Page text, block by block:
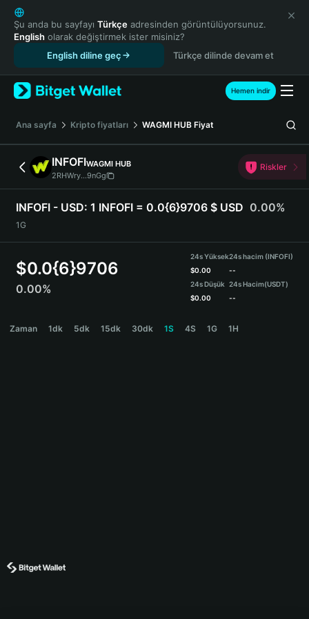
English
日本語
Tiếng Việt
Español (Latinoamérica)
Türkçe
Français
Deutsch
繁體中文
Português (Portugal)
Bahasa Indonesia
ภาษาไทย
हिन्दी
Español
Português (Brasil)
Şu anda bu sayfayı Türkçe adresinden görüntülüyorsunuz.
English olarak değiştirmek ister misiniz?
English diline geç
Türkçe dilinde devam et
Hemen indir
Ana sayfa Kripto fiyatları WAGMI HUB Fiyat
INFOFIWAGMI HUB
2RHWry...9nGg
Riskler
INFOFI - USD: 1 INFOFI = 0.0{6}9706 $ USD 0.00%
1G
$0.0{6}9706
0.00%
24s Yüksek
$0.00
24s Düşük
$0.00
24s hacim (INFOFI)
--
24s Hacim(USDT)
--
Zaman 1dk 5dk 15dk 30dk 1S 4S 1G 1H